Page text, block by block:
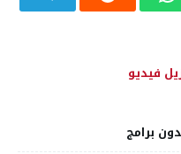
فيديو
برامج